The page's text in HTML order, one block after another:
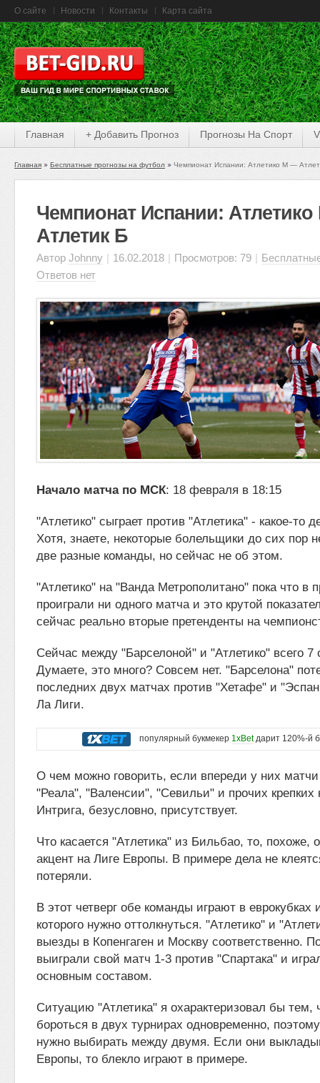
О сайте Новости Контакты Карта сайта
Главная + Добавить Прогноз Прогнозы На Спорт
Главная Бесплатные прогнозы на футбол Чемпионат Испании: Атлетико М —
Чемпионат Испании:
Атлетик Б
Автор Johnny | 16.02.2018 | Просмотров: 79 |
Ответов нет
Начало матча по МСК: 18 февраля в 18:15
"Атлетико" сыграет против "Атлетика" - какое-то
Хотя, знаете, некоторые болельщики до сих пор
две разные команды, но сейчас не об этом.
"Атлетико" на "Ванда Метрополитано" пока что в
проиграли ни одного матча и это крутой
сейчас реально вторые претенденты на
Сейчас между "Барселоной" и "Атлетико" всего 7
Думаете, это много? Совсем нет. "Барселона"
последних двух матчах против "Хетафе" и
Ла Лиги.
популярный букмекер 1xBetдарит 120%-й
О чем можно говорить, если впереди у них матчи
"Реала", "Валенсии", "Севильи" и прочих крепких
Интрига, безусловно, присутствует.
Что касается "Атлетика" из Бильбао, то, похоже,
акцент на Лиге Европы. В примере дела не
потеряли.
В этот четверг обе команды играют в еврокубках
которого нужно оттолкнуться. "Атлетико" и
выезды в Копенгаген и Москву соответственно.
выиграли свой матч 1-3 против "Спартака" и
основным составом.
Ситуацию "Атлетика" я охарактеризовал бы тем,
бороться в двух турнирах одновременно,
нужно выбирать между двумя. Если они
Европы, то блекло играют в примере.